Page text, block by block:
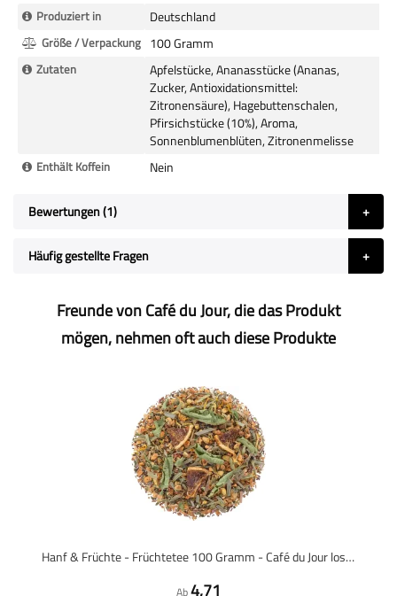
Produziert in Deutschland
Größe / Verpackung 100 Gramm
Zutaten
Apfelstücke, Ananasstücke (Ananas,
Zucker, Antioxidationsmittel:
Zitronensäure), Hagebuttenschalen,
Pfirsichstücke (10%), Aroma,
Sonnenblumenblüten, Zitronenmelisse
Enthält Koffein Nein
Bewertungen 1
Häufig gestellte Fragen
Freunde von Café du Jour, die das Produkt
mögen, nehmen oft auch diese Produkte
Hanf & Früchte - Früchtetee 100 Gramm - Café du Jour loser Tee
Ab4,71